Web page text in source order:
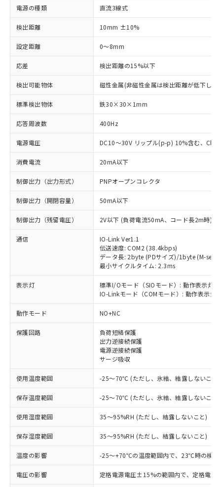
電源の種類 直流3線式
検出距離 10mm ±10%
設定距離 0～8mm
応差 検出距離の15%以下
検出可能物体 磁性金属(非磁性金属は検出距離が低下しま
標準検出物体 鉄30×30×1mm
応答周波数 400Hz
電源電圧 DC10～30V リップル(p-p) 10%含む、
消費電流 20mA以下
制御出力（出力形式） PNPオープンコレクタ
制御出力（開閉容量） 50mA以下
制御出力（残留電圧） 2V以下 (負荷電流50mA、コード長2m時)
通信
IO-Link Ver1.1
伝送速度: COM2 (38.4kbps)
データ長: 2byte (PDサイズ)/1byte (M-
最小サイクルタイム: 2.3ms
表示灯
標準I/Oモード（SIOモード）: 動作表示灯(
IO-Linkモード（COMモード）: 動作表示
動作モード NO+NC
保護回路
負荷短絡保護
出力逆接続保護
電源逆接続保護
サージ吸収
使用温度範囲 -25～70℃ (ただし、氷結、結露しないこと)
保存温度範囲 -25～70℃ (ただし、氷結、結露しないこと)
使用湿度範囲 35～95%RH (ただし、結露しないこと)
保存湿度範囲 35～95%RH (ただし、結露しないこと)
温度の影響 -25～+70℃の温度範囲内で、23℃時の検
電圧の影響 定格電源電圧±15%の範囲内で、定格電
ご利用条件
以下の条件をお読みいただき、同意のうえ
本サービスは、当社制御機器事業取扱
商品の当社在庫状況および標準価格
(税抜)を提供させていただくもので
当社制御機器事業取扱商品の中には、
本サービスの対象外となる商品もある
ことをご了承ください。
対応済み：EU RoHS指令（10物質）の
非含有に対応した製品が提供可能な商品で
対応予定：EU RoHS指令（10物質）の非含
有に対応した製品に切り替える予定のある
商品です。
対応予定なし：EU RoHS指令（10物質）の
非含有に非対応の商品で、対応品を出す予
定はありません。
調査・確認中：EU RoHS指令（10物質）の
非含有の対応状況を調査中または確認中の
商品です。
非該当品：ライセンス料など無形物で、有
害物質有無と関係のない商品です。
仕入先様の事情により、非含有部品として
いたものが、含有品と判明した場合などや
※1 中国RoHS○×表
「○」：最大均質材料含有率が中国RoHSの
基準値以下であることを示します。
「×」：最大均質材料含有率が中国RoHSの
基準値を超えていることを示します。
当社は、これら貴社製品のうち、外国